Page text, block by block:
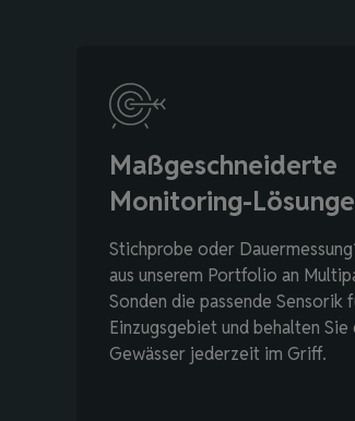
Maßgeschneiderte
Monitoring-
Stichprobe oder
aus unserem Portfolio an
Sonden die passende Sensorik
Einzugsgebiet und behalten Sie
Gewässer jederzeit im Griff.